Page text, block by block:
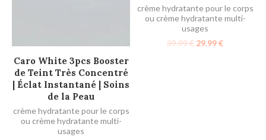
AJOUTER AU PANIER
Caro White 3pcs Booster
de Teint Très Concentré
| Éclat Instantané | Soins
de la Peau
crème hydratante pour le corps
ou crème hydratante multi-
usages
crème hydratante pour le corps
ou crème hydratante multi-
usages
39.99€ 29.99€